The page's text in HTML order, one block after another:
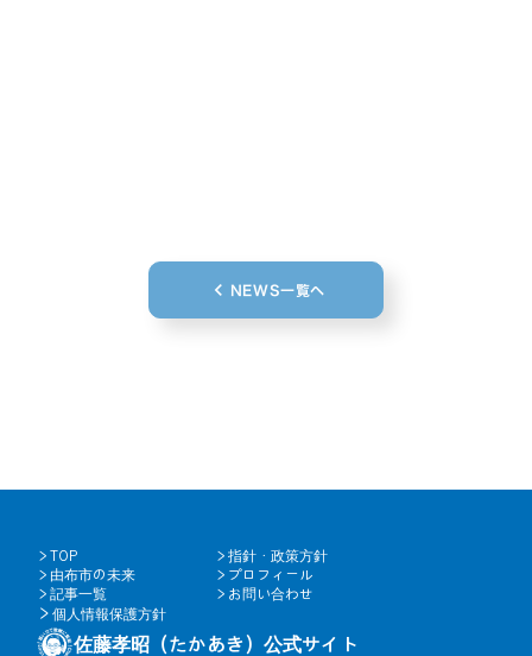
keyboard_arrow_left NEWS一覧へ
＞ TOP ＞ 指針・政策方針
＞ 由布市の未来 ＞ プロフィール
＞ 記事一覧 ＞ お問い合わせ
＞ 個人情報保護方針
佐藤孝昭（たかあき）公式サイト